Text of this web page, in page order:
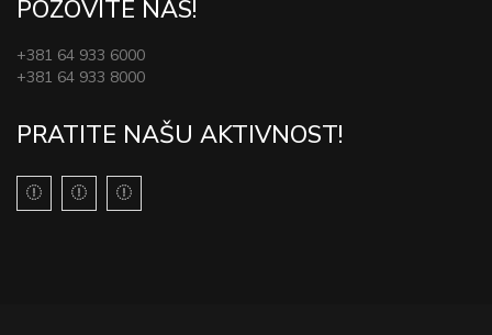
POZOVITE NAS!
+381 64 933 6000
+381 64 933 8000
PRATITE NAŠU AKTIVNOST!